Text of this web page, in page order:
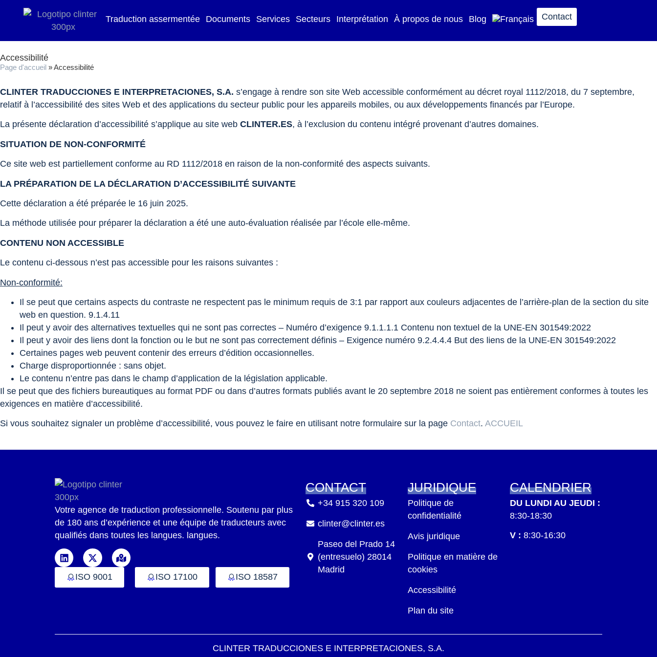
principal
Traduction assermentée Documents Services Secteurs Interprétation À propos de nous Blog Contact
Accessibilité
Page d'accueil »Accessibilité
CLINTER TRADUCCIONES E INTERPRETACIONES, S.A. s’engage à rendre son site Web accessible conformément au décret royal 1112/2018, du 7 septembre,
relatif à l’accessibilité des sites Web et des applications du secteur public pour les appareils mobiles, ou aux développements financés par l’Europe.
La présente déclaration d’accessibilité s’applique au site web CLINTER.ES, à l’exclusion du contenu intégré provenant d’autres domaines.
SITUATION DE NON-CONFORMITÉ
Ce site web est partiellement conforme au RD 1112/2018 en raison de la non-conformité des aspects suivants.
LA PRÉPARATION DE LA DÉCLARATION D’ACCESSIBILITÉ SUIVANTE
Cette déclaration a été préparée le 16 juin 2025.
La méthode utilisée pour préparer la déclaration a été une auto-évaluation réalisée par l’école elle-même.
CONTENU NON ACCESSIBLE
Le contenu ci-dessous n’est pas accessible pour les raisons suivantes :
Non-conformité:
Il se peut que certains aspects du contraste ne respectent pas le minimum requis de 3:1 par rapport aux couleurs adjacentes de l’arrière-plan de la section du site
web en question. 9.1.4.11
Il peut y avoir des alternatives textuelles qui ne sont pas correctes – Numéro d’exigence 9.1.1.1.1 Contenu non textuel de la UNE-EN 301549:2022
Il peut y avoir des liens dont la fonction ou le but ne sont pas correctement définis – Exigence numéro 9.2.4.4.4 But des liens de la UNE-EN 301549:2022
Certaines pages web peuvent contenir des erreurs d’édition occasionnelles.
Charge disproportionnée : sans objet.
Le contenu n’entre pas dans le champ d’application de la législation applicable.
Il se peut que des fichiers bureautiques au format PDF ou dans d’autres formats publiés avant le 20 septembre 2018 ne soient pas entièrement conformes à toutes les
exigences en matière d’accessibilité.
Si vous souhaitez signaler un problème d’accessibilité, vous pouvez le faire en utilisant notre formulaire sur la page Contact. ACCUEIL
Votre agence de traduction professionnelle. Soutenu par plus
de 180 ans d’expérience et une équipe de traducteurs avec
qualifiés dans toutes les langues. langues.
ISO 9001 ISO 17100 ISO 18587
CONTACT
+34 915 320 109
clinter@clinter.es
Paseo del Prado 14
(entresuelo) 28014
Madrid
JURIDIQUE
Politique de
confidentialité
Avis juridique
Politique en matière de
cookies
Accessibilité
Plan du site
CALENDRIER
DU LUNDI AU JEUDI :
8:30-18:30
V : 8:30-16:30
CLINTER TRADUCCIONES E INTERPRETACIONES, S.A.